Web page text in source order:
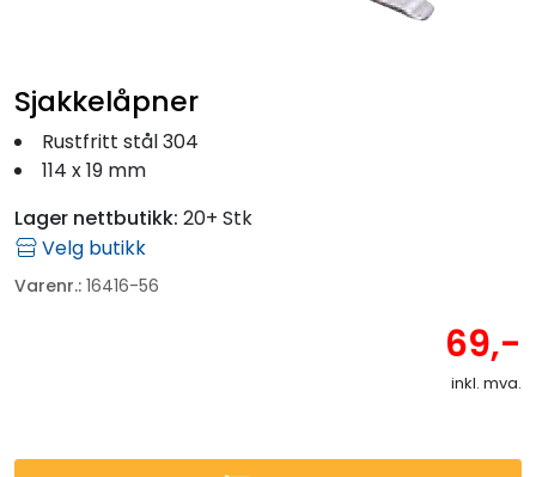
Sjakkelåpner
Rustfritt stål 304
114 x 19 mm
Lager nettbutikk: 20+ Stk
Velg butikk
Varenr.: 16416-56
69,-
inkl. mva.
Fritid/Sikkerhet
Seil